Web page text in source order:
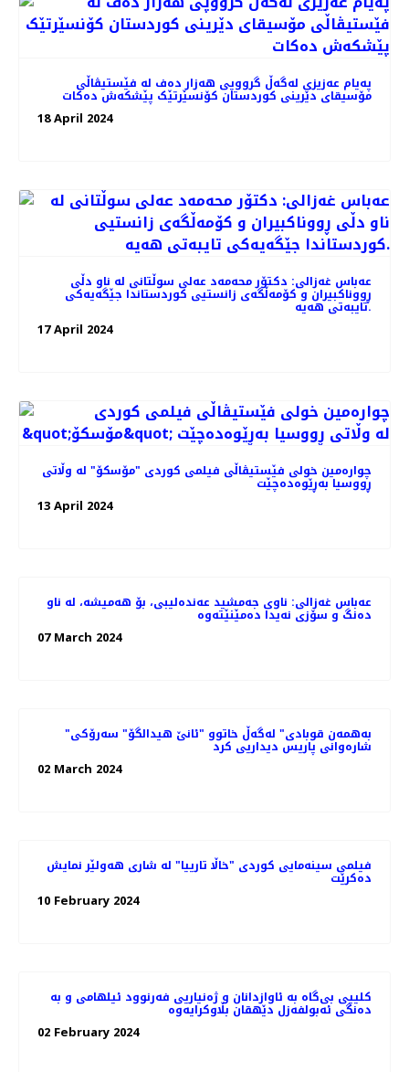
پەیام عەزیزی لەگەڵ گرووپی هەزار دەف لە فێستیڤاڵی
مۆسیقای دێرینی کوردستان کۆنسێرتێک پێشکەش دەکات
18 April 2024
عه‌باس غه‌زالی: دکتۆر محەمەد عەلی سوڵتانی لە ناو دڵی
ڕووناکبیران و کۆمەڵگەی زانستیی کوردستاندا جێگەیەکی
تایبەتی هەیە.
17 April 2024
چواره‌مین خولی فێستیڤاڵی فیلمی کوردی "مۆسکۆ" لە وڵاتی
ڕووسیا بەڕێوەده‌چێت
13 April 2024
عەباس غەزالی: ناوی جەمشید عەندەلیبی، بۆ هەمیشە، لە ناو
دەنگ و سۆزی نەیدا دەمێنێتەوە
07 March 2024
"به‌همه‌ن قوبادی" له‌گه‌ڵ خاتوو "ئانێ هیدالگۆ" سه‌رۆکی
شاره‌وانی پاریس دیداریی کرد
02 March 2024
فیلمی سینه‌مایی کوردی "خاڵا تارییا" لە شاری هه‌ولێر نمایش
ده‌کرێت
10 February 2024
کلیپی بی‌گاە بە ئاوازدانان و ژه‌نیاریی فه‌رنوود ئیلهامی و به‌
دەنگی ئەبولفەزل دێهقان بڵاوکرایەوە
02 February 2024